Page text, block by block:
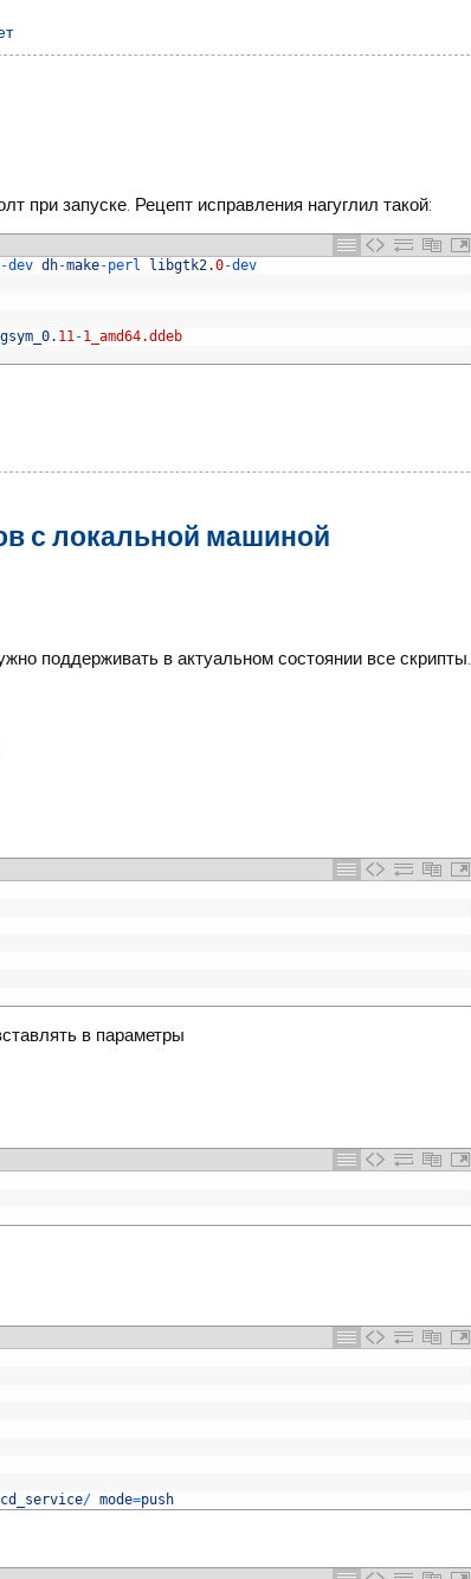
при запуске. Рецепт исправления нагуглил такой:
-dev dh-make-perl libgtk2.0-dev
. 11-1_amd64.ddeb
с локальной машиной
поддерживать в актуальном состоянии все скрипты.
в параметры
cd_service/ mode=push